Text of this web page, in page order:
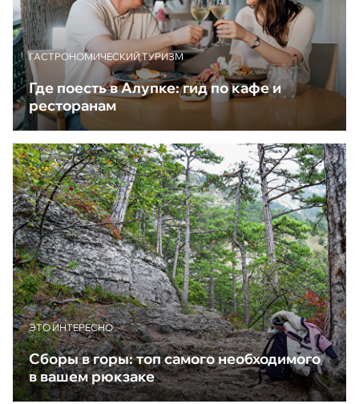
ГАСТРОНОМИЧЕСКИЙ ТУРИЗМ
Где поесть в Алупке: гид по кафе и
ресторанам
ЭТО ИНТЕРЕСНО
Сборы в горы: топ самого необходимого
в вашем рюкзаке